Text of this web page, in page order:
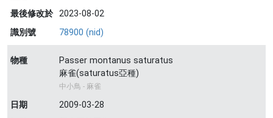
最後修改於 2023-08-02
識別號
78900 (nid)
物種
Passer montanus saturatus
麻雀(saturatus亞種)
中小鳥 - 麻雀
日期
2009-03-28